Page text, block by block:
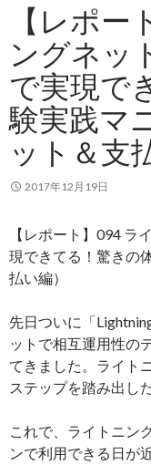
【レポ
ングネッ
で実現で
験実践マ
ット＆支
2017年12月19日
【レポート】094 ラ
現できてる！驚きの
払い編）
先日ついに「
ットで相互運用性の
てきました。ライト
ステップを踏み出し
これで、ライトニン
ンで利用できる日が